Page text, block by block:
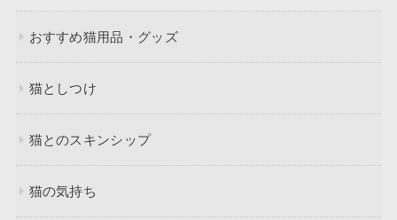
おすすめ猫用品・グッズ
猫としつけ
猫とのスキンシップ
猫の気持ち